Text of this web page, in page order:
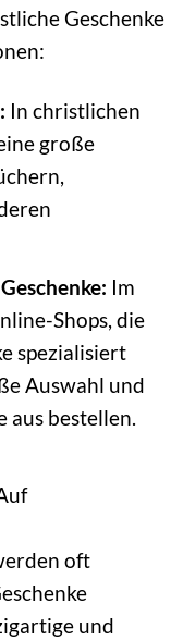
Geschenke
In christlichen
große
Im
Shops, die
spezialisiert
Auswahl und
aus bestellen.
oft
und